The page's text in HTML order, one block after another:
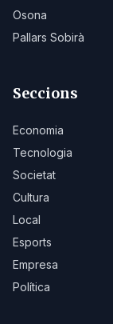
Osona
Pallars Sobirà
Seccions
Economia
Tecnologia
Societat
Cultura
Local
Esports
Empresa
Política